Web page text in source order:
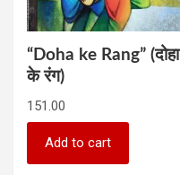
“Doha ke Rang” (दोहा
के रंग)
151.00
Add to cart